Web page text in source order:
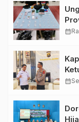
calendar_month
calendar_month